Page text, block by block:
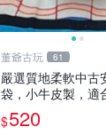
董爺古玩 61
嚴選質地柔軟中古
袋，小牛皮製，適
心入眠。 安撫豆袋
寶寶安撫
$520